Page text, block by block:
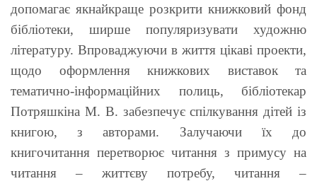
допомагає якнайкраще розкрити книжковий фонд
бібліотеки, ширше популяризувати художню
літературу. Впроваджуючи в життя цікаві проекти,
щодо оформлення книжкових виставок та
тематично-інформаційних полиць, бібліотекар
Потряшкіна М. В. забезпечує спілкування дітей із
книгою, з авторами. Залучаючи їх до
книгочитання перетворює читання з примусу на
читання – життєву потребу, читання –